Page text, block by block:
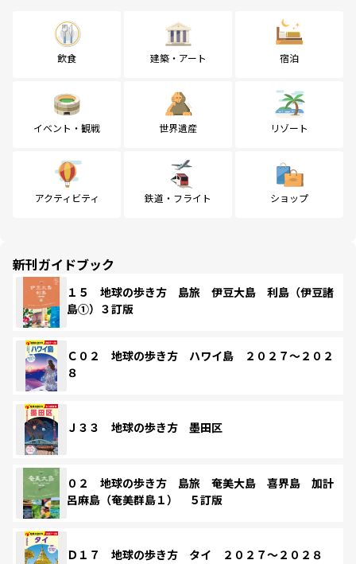
飲食 建築・アート 宿泊
イベント・観戦 世界遺産 リゾート
アクティビティ 鉄道・フライト ショップ
新刊ガイドブック
１５ 地球の歩き方 島旅 伊豆大島 利島（伊豆諸
島①）３訂版
Ｃ０２ 地球の歩き方 ハワイ島 ２０２７～２０２
８
Ｊ３３ 地球の歩き方 墨田区
０２ 地球の歩き方 島旅 奄美大島 喜界島 加計
呂麻島（奄美群島１） ５訂版
Ｄ１７ 地球の歩き方 タイ ２０２７～２０２８